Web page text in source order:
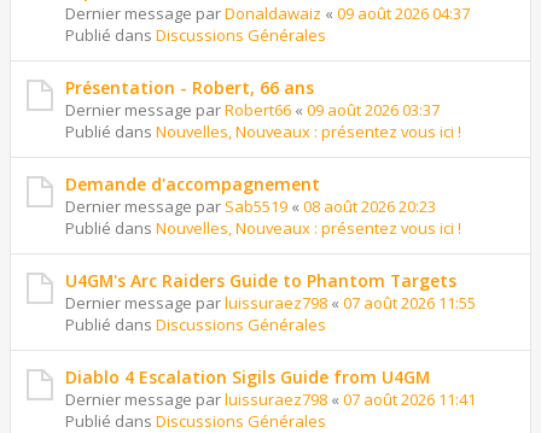
Dernier message parDonaldawaiz « 09 août 2026 04:37
Publié dans Discussions Générales
Présentation - Robert, 66 ans
Dernier message parRobert66 « 09 août 2026 03:37
Publié dans Nouvelles, Nouveaux : présentez vous ici !
Demande d'accompagnement
Dernier message par Sab5519 « 08 août 2026 20:23
Publié dans Nouvelles, Nouveaux : présentez vous ici !
U4GM's Arc Raiders Guide to Phantom Targets
Dernier message parluissuraez798 « 07 août 2026 11:55
Publié dans Discussions Générales
Diablo 4 Escalation Sigils Guide from U4GM
Dernier message parluissuraez798 « 07 août 2026 11:41
Publié dans Discussions Générales